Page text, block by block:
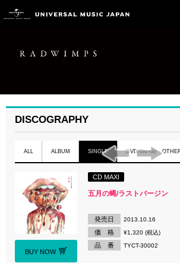
DISCOGRAPHY
ALL ALBUM SINGLE DVD/Blu-ray・
BUY NOW
CD MAXI
五月の蝿/ラストバージン
発売日 2013.10.16
価 格 ¥1,320 (税込)
品 番 TYCT-30002